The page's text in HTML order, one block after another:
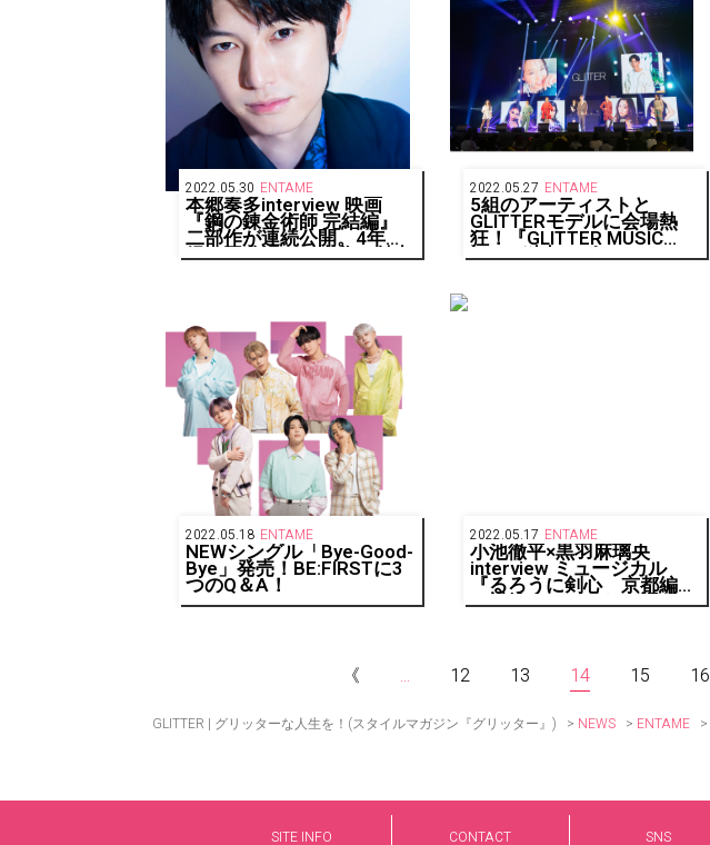
2022.05.30 ENTAME
本郷奏多interview 映画
『鋼の錬金術師 完結編』
二部作が連続公開。4年を
経て再確認した本作の魅力
2022.05.27 ENTAME
5組のアーティストと
GLITTERモデルに会場熱
狂！『GLITTER MUSIC
FES』独占レポート
2022.05.18 ENTAME
NEWシングル「Bye-Good-
Bye」発売！BE:FIRSTに3
つのQ＆A！
2022.05.17 ENTAME
小池徹平×黒羽麻璃央
interview ミュージカル
『るろうに剣心 京都編』
で対峙するふたりが語る、
《 ... 12 13 14 15 16
GLITTER | グリッターな人生を！(スタイルマガジン『グリッター』) > NEWS > ENTAME >
SITE INFO CONTACT SNS